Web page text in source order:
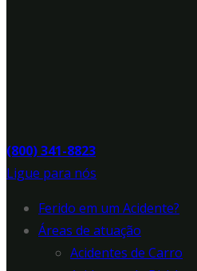
(800) 341-8823
Ligue para nós
Ferido em um Acidente?
Áreas de atuação
Acidentes de Carro